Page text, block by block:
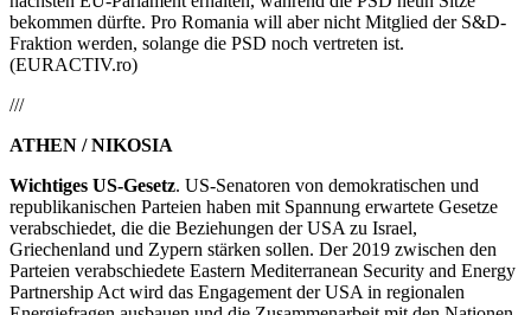
bekommen dürfte. Pro Romania will aber nicht Mitglied der S&D-
Fraktion werden, solange die PSD noch vertreten ist.
(EURACTIV.ro)
///
ATHEN / NIKOSIA
Wichtiges US-Gesetz. US-Senatoren von demokratischen und
republikanischen Parteien haben mit Spannung erwartete Gesetze
verabschiedet, die die Beziehungen der USA zu Israel,
Griechenland und Zypern stärken sollen. Der 2019 zwischen den
Parteien verabschiedete Eastern Mediterranean Security and Energy
Partnership Act wird das Engagement der USA in regionalen